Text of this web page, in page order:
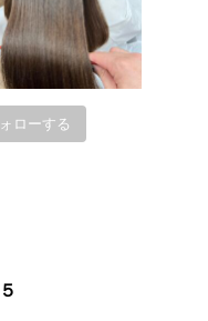
ローする